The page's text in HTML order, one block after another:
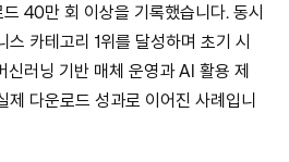
40만 회 이상을 기록했습니다. 동시
카테고리 1위를 달성하며 초기 시
신러닝 기반 매체 운영과 AI 활용 제
제 다운로드 성과로 이어진 사례입니